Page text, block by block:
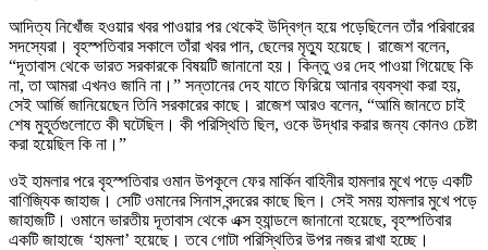
আদিত্য নিখোঁজ হওয়ার খবর পাওয়ার পর থেকেই উদ্বিগ্ন হয়ে পড়েছিলেন তাঁর পরিবারের
সদস্যেরা। বৃহস্পতিবার সকালে তাঁরা খবর পান, ছেলের মৃত্যু হয়েছে। রাজেশ বলেন,
“দূতাবাস থেকে ভারত সরকারকে বিষয়টি জানানো হয়। কিন্তু ওর দেহ পাওয়া গিয়েছে কি
না, তা আমরা এখনও জানি না।” সন্তানের দেহ যাতে ফিরিয়ে আনার ব্যবস্থা করা হয়,
সেই আর্জি জানিয়েছেন তিনি সরকারের কাছে। রাজেশ আরও বলেন, “আমি জানতে চাই
শেষ মুহূর্তগুলোতে কী ঘটেছিল। কী পরিস্থিতি ছিল, ওকে উদ্ধার করার জন্য কোনও চেষ্টা
করা হয়েছিল কি না।”
ওই হামলার পরে বৃহস্পতিবার ওমান উপকূলে ফের মার্কিন বাহিনীর হামলার মুখে পড়ে একটি
বাণিজ্যিক জাহাজ। সেটি ওমানের সিনাস বন্দরের কাছে ছিল। সেই সময় হামলার মুখে পড়ে
জাহাজটি। ওমানে ভারতীয় দূতাবাস থেকে এক্স হ্যান্ডলে জানানো হয়েছে, বৃহস্পতিবার
একটি জাহাজে ‘হামলা’ হয়েছে। তবে গোটা পরিস্থিতির উপর নজর রাখা হচ্ছে।